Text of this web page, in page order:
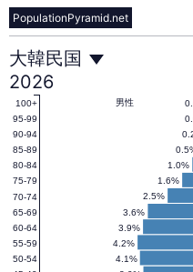
PopulationPyramid.net
大
韓
民
国
大韓民国
2026
4.1%
4.2%
3.9%
3.6%
2.5%
1.6%
1.0%
男性
50-54
55-59
60-64
65-69
70-74
75-79
80-84
85-89
90-94
95-99
100+